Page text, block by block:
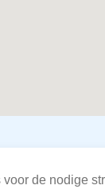
de nodige